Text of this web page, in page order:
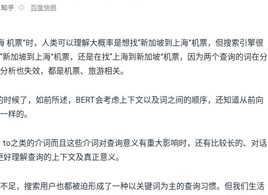
机票”时，人类可以理解大概率是想找“新加坡到上海”机票，但搜索引擎很
加坡到上海”机票，还是在找“上海到新加坡”机票，因为两个查询的词在分
析也失效，都是机票、旅游相关。
时候了，如前所述，BERT会考虑上下文以及词之间的顺序，还知道从前向
样的。
之类的介词而且这些介词对查询意义有重大影响时，还有比较长的、对话
理解查询的上下文及真正意义。
足，搜索用户也都被迫形成了一种以关键词为主的查询习惯。但我们生活